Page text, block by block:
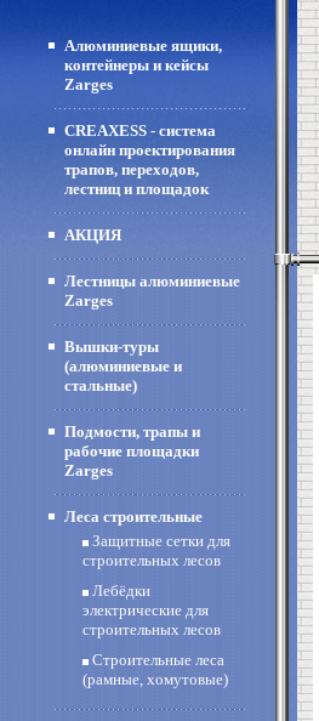
Алюминиевые ящики,
контейнеры и кейсы
Zarges
CREAXESS - система
онлайн проектирования
трапов, переходов,
лестниц и площадок
АКЦИЯ
Лестницы алюминиевые
Zarges
Вышки-туры
(алюминиевые и
стальные)
Подмости, трапы и
рабочие площадки
Zarges
Леса строительные
Защитные сетки для
строительных лесов
Лебёдки
электрические для
строительных лесов
Строительные леса
(рамные, хомутовые)